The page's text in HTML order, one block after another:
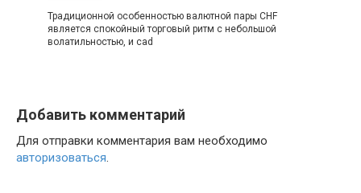
Традиционной особенностью валютной пары CHF
является спокойный торговый ритм с небольшой
волатильностью, и cad
Добавить комментарий
Для отправки комментария вам необходимо
авторизоваться.